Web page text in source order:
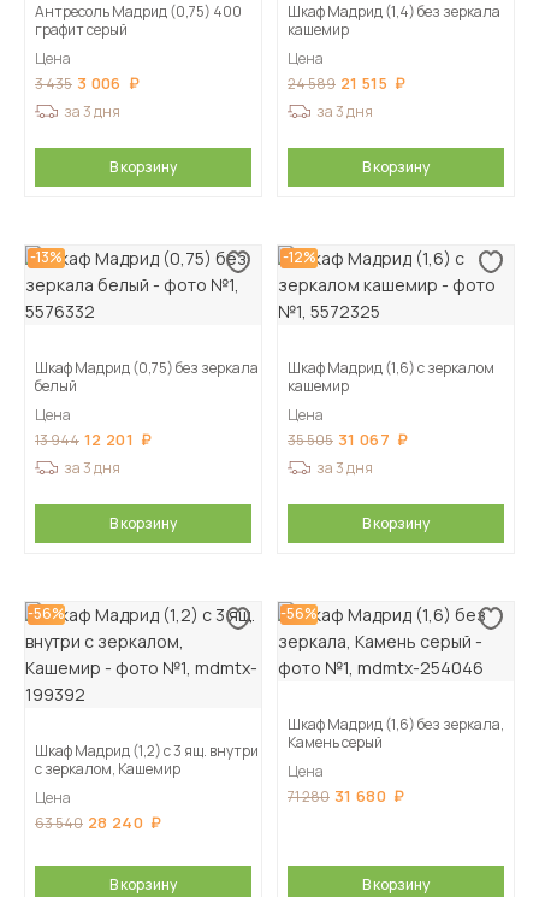
Антресоль Мадрид (0,75) 400
графит серый
Цена
3 435 3 006
за 3 дня
В корзину
Шкаф Мадрид (1,4) без зеркала
кашемир
Цена
24 589 21 515
за 3 дня
В корзину
-13%
Шкаф Мадрид (0,75) без зеркала
белый
Цена
13 944 12 201
за 3 дня
В корзину
-12%
Шкаф Мадрид (1,6) с зеркалом
кашемир
Цена
35 505 31 067
за 3 дня
В корзину
-56%
Шкаф Мадрид (1,2) с 3 ящ. внутри
с зеркалом, Кашемир
Цена
63 540 28 240
В корзину
-56%
Шкаф Мадрид (1,6) без зеркала,
Камень серый
Цена
71 280 31 680
В корзину